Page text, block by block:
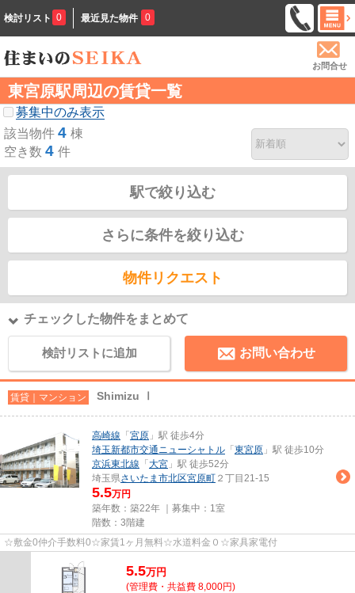
検討リスト 0 最近見た物件 0
お問合せ
東宮原駅周辺の賃貸一覧
募集中のみ表示
該当物件 4 棟
空き数 4 件
駅で絞り込む
さらに条件を絞り込む
物件リクエスト
チェックした物件をまとめて
検討リストに追加 お問い合わせ
賃貸｜マンション Shimizu Ⅰ
高崎線 「 宮原 」駅 徒歩4分
埼玉新都市交通ニューシャトル 「 東宮原 」駅 徒歩10分
京浜東北線 「 大宮 」駅 徒歩52分
埼玉県さいたま市北区宮原町 ２丁目21-15
5.5万円
築年数：築22年 ｜募集中： 1室
階数：3階建
☆敷金0仲介手数料0☆家賃1ヶ月無料☆水道料金０☆家具家電付
5.5万円
(管理費・共益費 8,000円)